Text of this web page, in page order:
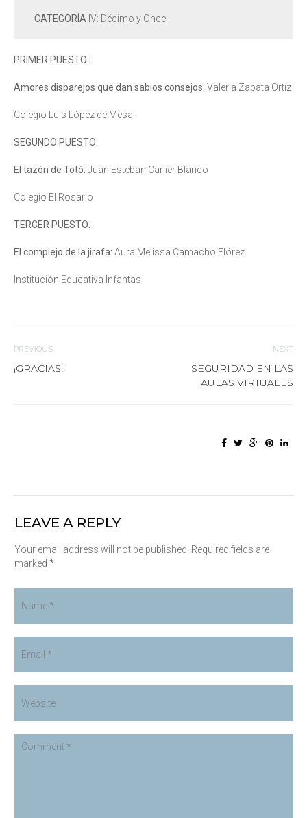
CATEGORÍA IV: Décimo y Once.
PRIMER PUESTO:
Amores disparejos que dan sabios consejos: Valeria Zapata Ortíz
Colegio Luis López de Mesa.
SEGUNDO PUESTO:
El tazón de Totó: Juan Esteban Carlier Blanco
Colegio El Rosario
TERCER PUESTO:
El complejo de la jirafa: Aura Melissa Camacho Flórez
Institución Educativa Infantas
PREVIOUS
¡GRACIAS!
NEXT
SEGURIDAD EN LAS
AULAS VIRTUALES
LEAVE A REPLY
Your email address will not be published. Required fields are
marked *